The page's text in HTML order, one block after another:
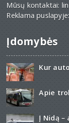
Mūsų kontaktai:
Reklama
Įdomybės
Kur
Apie
Į Nidą –